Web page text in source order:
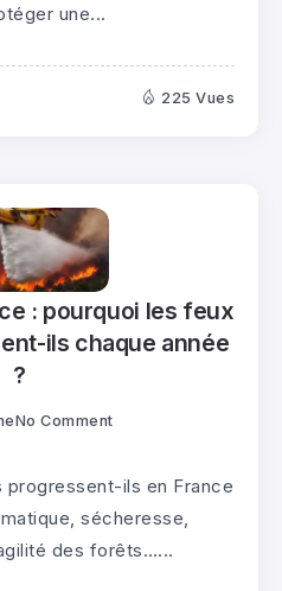
une...
225 Vues
: pourquoi les feux
ils chaque année
?
No Comment
progressent-ils en France
sécheresse,
des forêts…...